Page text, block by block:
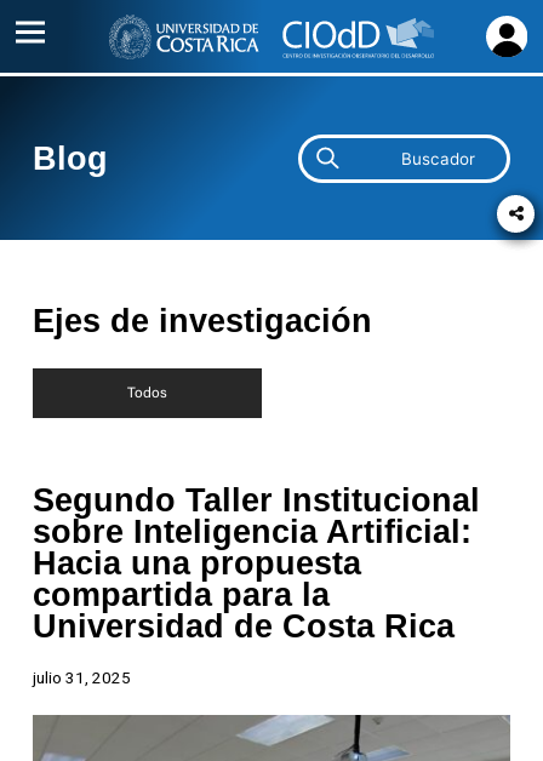
Acerca
Proyectos
Contacto
Blog
Ejes de investigación
Todos
Segundo Taller Institucional
sobre Inteligencia Artificial:
Hacia una propuesta
compartida para la
Universidad de Costa Rica
julio 31, 2025